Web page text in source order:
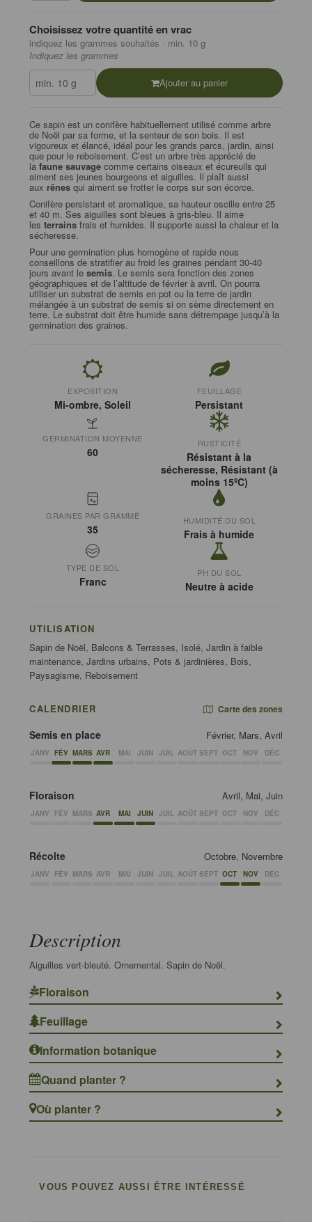
Choisissez votre quantité en vrac
indiquez les grammes souhaités · min. 10 g
Indiquez les grammes
Ajouter au panier
Ce sapin est un conifère habituellement utilisé comme arbre
de Noël par sa forme, et la senteur de son bois. Il est
vigoureux et élancé, idéal pour les grands parcs, jardin, ainsi
que pour le reboisement. C’est un arbre très apprécié de
lafaune sauvage comme certains oiseaux et écureuils qui
aiment ses jeunes bourgeons et aiguilles. Il plaît aussi
aux rênes qui aiment se frotter le corps sur son écorce.
Conifère persistant et aromatique, sa hauteur oscille entre 25
et 40 m. Ses aiguilles sont bleues à gris-bleu. Il aime
lesterrains frais et humides. Il supporte aussi la chaleur et la
sécheresse.
Pour une germination plus homogène et rapide nous
conseillons de stratifier au froid les graines pendant 30-40
jours avant lesemis. Le semis sera fonction des zones
géographiques et de l’altitude de février à avril. On pourra
utiliser un substrat de semis en pot ou la terre de jardin
mélangée à un substrat de semis si on sème directement en
terre. Le substrat doit être humide sans détrempage jusqu’à la
germination des graines.
EXPOSITION
Mi-ombre, Soleil
FEUILLAGE
Persistant
GERMINATION MOYENNE
60
RUSTICITÉ
Résistant à la
sécheresse, Résistant (à
moins 15ºC)
GRAINES PAR GRAMME
35
HUMIDITÉ DU SOL
Frais à humide
TYPE DE SOL
Franc
PH DU SOL
Neutre à acide
UTILISATION
Sapin de Noël, Balcons & Terrasses, Isolé, Jardin à faible
maintenance, Jardins urbains, Pots & jardinières, Bois,
Paysagisme, Reboisement
CALENDRIER Carte des zones
Semis en place Février, Mars, Avril
JANV FÉV MARS AVR MAI JUIN JUIL AOÛT SEPT OCT NOV DÉC
Floraison Avril, Mai, Juin
JANV FÉV MARS AVR MAI JUIN JUIL AOÛT SEPT OCT NOV DÉC
Récolte Octobre, Novembre
JANV FÉV MARS AVR MAI JUIN JUIL AOÛT SEPT OCT NOV DÉC
Description
Aiguilles vert-bleuté. Ornemental. Sapin de Noël.
Floraison
Feuillage
Information botanique
Quand planter ?
Où planter ?
VOUS POUVEZ AUSSI ÊTRE INTÉRESSÉ